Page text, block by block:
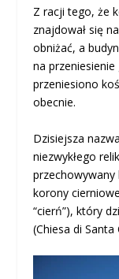
Z racji tego, że
znajdował się
obniżać, a
na
przeniesiono
obecnie.
Dzisiejsza
niezwykłego
przechowywany
korony
“cierń”), który
(Chiesa di Santa